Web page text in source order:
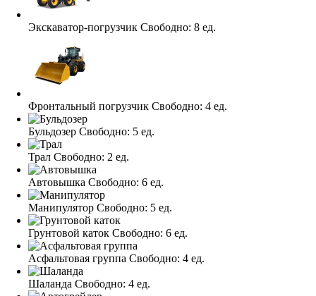
Экскаватор-погрузчик Свободно: 8 ед.
Фронтальный погрузчик Свободно: 4 ед.
Бульдозер Свободно: 5 ед.
Трал Свободно: 2 ед.
Автовышка Свободно: 6 ед.
Манипулятор Свободно: 5 ед.
Грунтовой каток Свободно: 6 ед.
Асфальтовая группа Свободно: 4 ед.
Шаланда Свободно: 4 ед.